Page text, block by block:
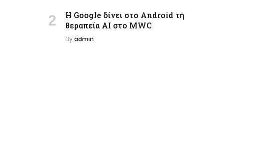
Η Google δίνει στο Android τη
θεραπεία AI στο MWC
Byadmin